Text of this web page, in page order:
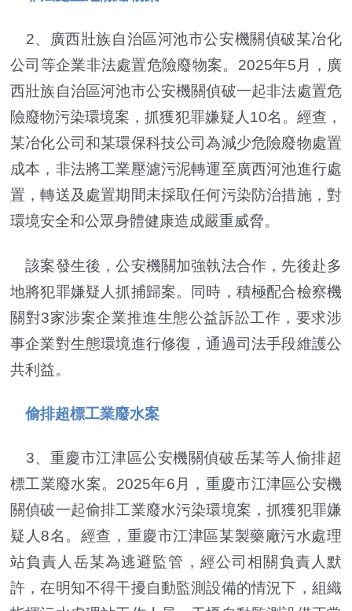
2、廣西壯族自治區河池市公安機關偵破某冶化
公司等企業非法處置危險廢物案。2025年5月，廣
西壯族自治區河池市公安機關偵破一起非法處置危
險廢物污染環境案，抓獲犯罪嫌疑人10名。經查，
某冶化公司和某環保科技公司為減少危險廢物處置
成本，非法將工業壓濾污泥轉運至廣西河池進行處
置，轉送及處置期間未採取任何污染防治措施，對
環境安全和公眾身體健康造成嚴重威脅。
該案發生後，公安機關加強執法合作，先後赴多
地將犯罪嫌疑人抓捕歸案。同時，積極配合檢察機
關對3家涉案企業推進生態公益訴訟工作，要求涉
事企業對生態環境進行修復，通過司法手段維護公
共利益。
偷排超標工業廢水案
3、重慶市江津區公安機關偵破岳某等人偷排超
標工業廢水案。2025年6月，重慶市江津區公安機
關偵破一起偷排工業廢水污染環境案，抓獲犯罪嫌
疑人8名。經查，重慶市江津區某製藥廠污水處理
站負責人岳某為逃避監管，經公司相關負責人默
許，在明知不得干擾自動監測設備的情況下，組織